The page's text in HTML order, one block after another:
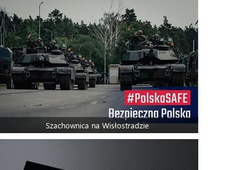
Szachownica na Wisłostradzie